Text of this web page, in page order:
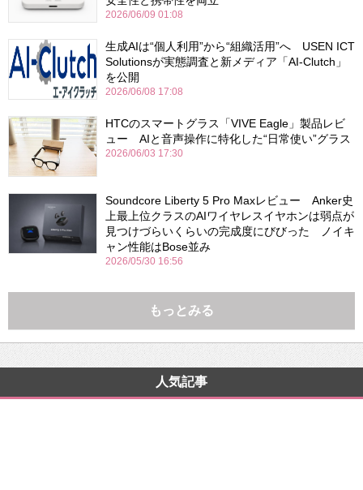
2026/06/09 01:08
生成AIは“個人利用”から“組織活用”へ USEN ICT
Solutionsが実態調査と新メディア「AI-Clutch」
を公開
2026/06/08 17:08
HTCのスマートグラス「VIVE Eagle」製品レビ
ュー AIと音声操作に特化した“日常使い”グラス
2026/06/03 17:30
Soundcore Liberty 5 Pro Maxレビュー Anker史
上最上位クラスのAIワイヤレスイヤホンは弱点が
見つけづらいくらいの完成度にびびった ノイキ
ャン性能はBose並み
2026/05/30 16:56
もっとみる
人気記事